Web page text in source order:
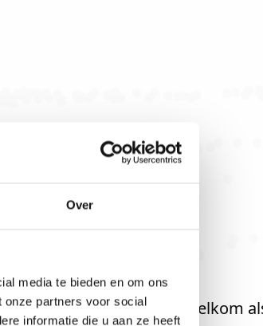
Over
media te bieden en om ons
onze partners voor social
informatie die u aan ze heeft
U bent uiteraard ook welkom